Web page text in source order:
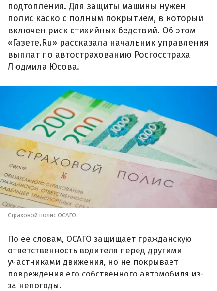
подтопления. Для защиты машины нужен
полис каско с полным покрытием, в который
включен риск стихийных бедствий. Об этом
«Газете.Ru» рассказала начальник управления
выплат по автострахованию Росгосстраха
Людмила Юсова.
Страховой полис ОСАГО
По ее словам, ОСАГО защищает гражданскую
ответственность водителя перед другими
участниками движения, но не покрывает
повреждения его собственного автомобиля из-
за непогоды.